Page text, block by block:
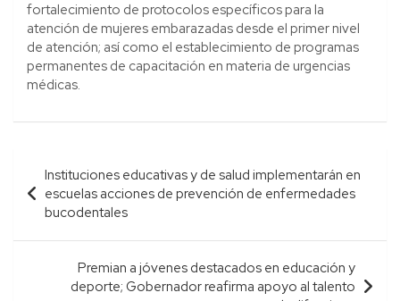
fortalecimiento de protocolos específicos para la
atención de mujeres embarazadas desde el primer nivel
de atención; así como el establecimiento de programas
permanentes de capacitación en materia de urgencias
médicas.
Navegación
de
entradas
Instituciones educativas y de salud implementarán en
escuelas acciones de prevención de enfermedades
bucodentales
Premian a jóvenes destacados en educación y
deporte; Gobernador reafirma apoyo al talento